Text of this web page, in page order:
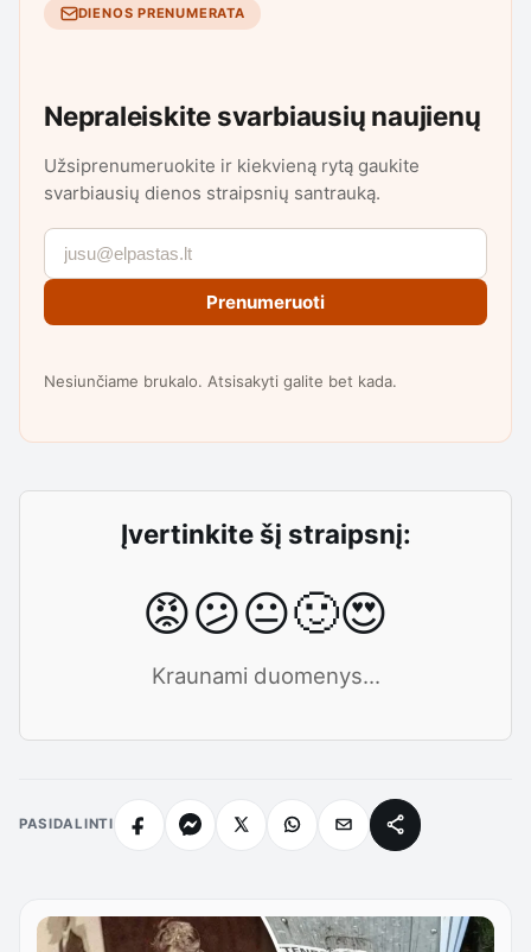
DIENOS PRENUMERATA
Nepraleiskite svarbiausių naujienų
Užsiprenumeruokite ir kiekvieną rytą gaukite
svarbiausių dienos straipsnių santrauką.
Prenumeruoti
Nesiunčiame brukalo. Atsisakyti galite bet kada.
Įvertinkite šį straipsnį:
😡😕😐🙂😍
Kraunami duomenys...
PASIDALINTI